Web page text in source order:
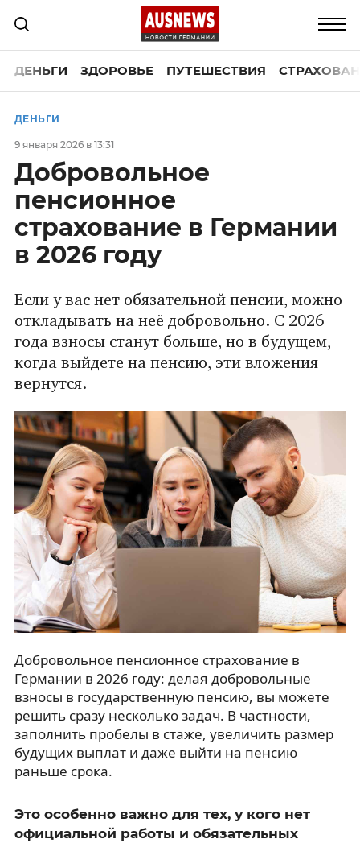
ДЕНЬГИ ЗДОРОВЬЕ ПУТЕШЕСТВИЯ
ДЕНЬГИ
9 января 2026 в 13:31
Добровольное
пенсионное
страхование в Германии
в 2026 году
Если у вас нет обязательной пенсии, можно
откладывать на неё добровольно. С 2026
года взносы станут больше, но в будущем,
когда выйдете на пенсию, эти вложения
вернутся.
Добровольное пенсионное страхование в
Германии в 2026 году: делая добровольные
взносы в государственную пенсию, вы можете
решить сразу несколько задач. В частности,
заполнить пробелы в стаже, увеличить размер
будущих выплат и даже выйти на пенсию
раньше срока.
Это особенно важно для тех, у кого нет
официальной работы и обязательных